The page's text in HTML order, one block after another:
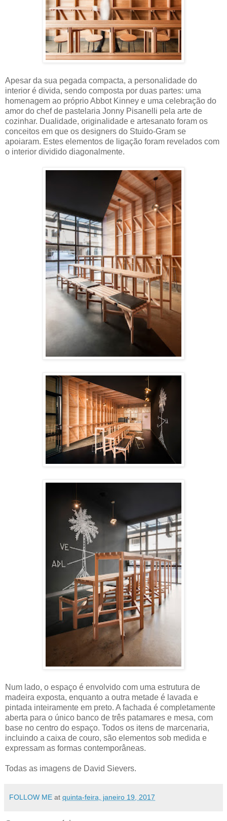
Apesar da sua pegada compacta, a personalidade do
interior é divida, sendo composta por duas partes: uma
homenagem ao próprio Abbot Kinney e uma celebração do
amor do chef de pastelaria Jonny Pisanelli pela arte de
cozinhar. Dualidade, originalidade e artesanato foram os
conceitos em que os designers do Stuido-Gram se
apoiaram. Estes elementos de ligação foram revelados com
o interior dividido diagonalmente.
Num lado, o espaço é envolvido com uma estrutura de
madeira exposta, enquanto a outra metade é lavada e
pintada inteiramente em preto. A fachada é completamente
aberta para o único banco de três patamares e mesa, com
base no centro do espaço. Todos os itens de marcenaria,
incluindo a caixa de couro, são elementos sob medida e
expressam as formas contemporâneas.
Todas as imagens de David Sievers.
FOLLOW ME at quinta-feira, janeiro 19, 2017